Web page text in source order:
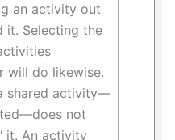
an activity out
it. Selecting the
will do likewise.
shared activity—
not
it. An activity